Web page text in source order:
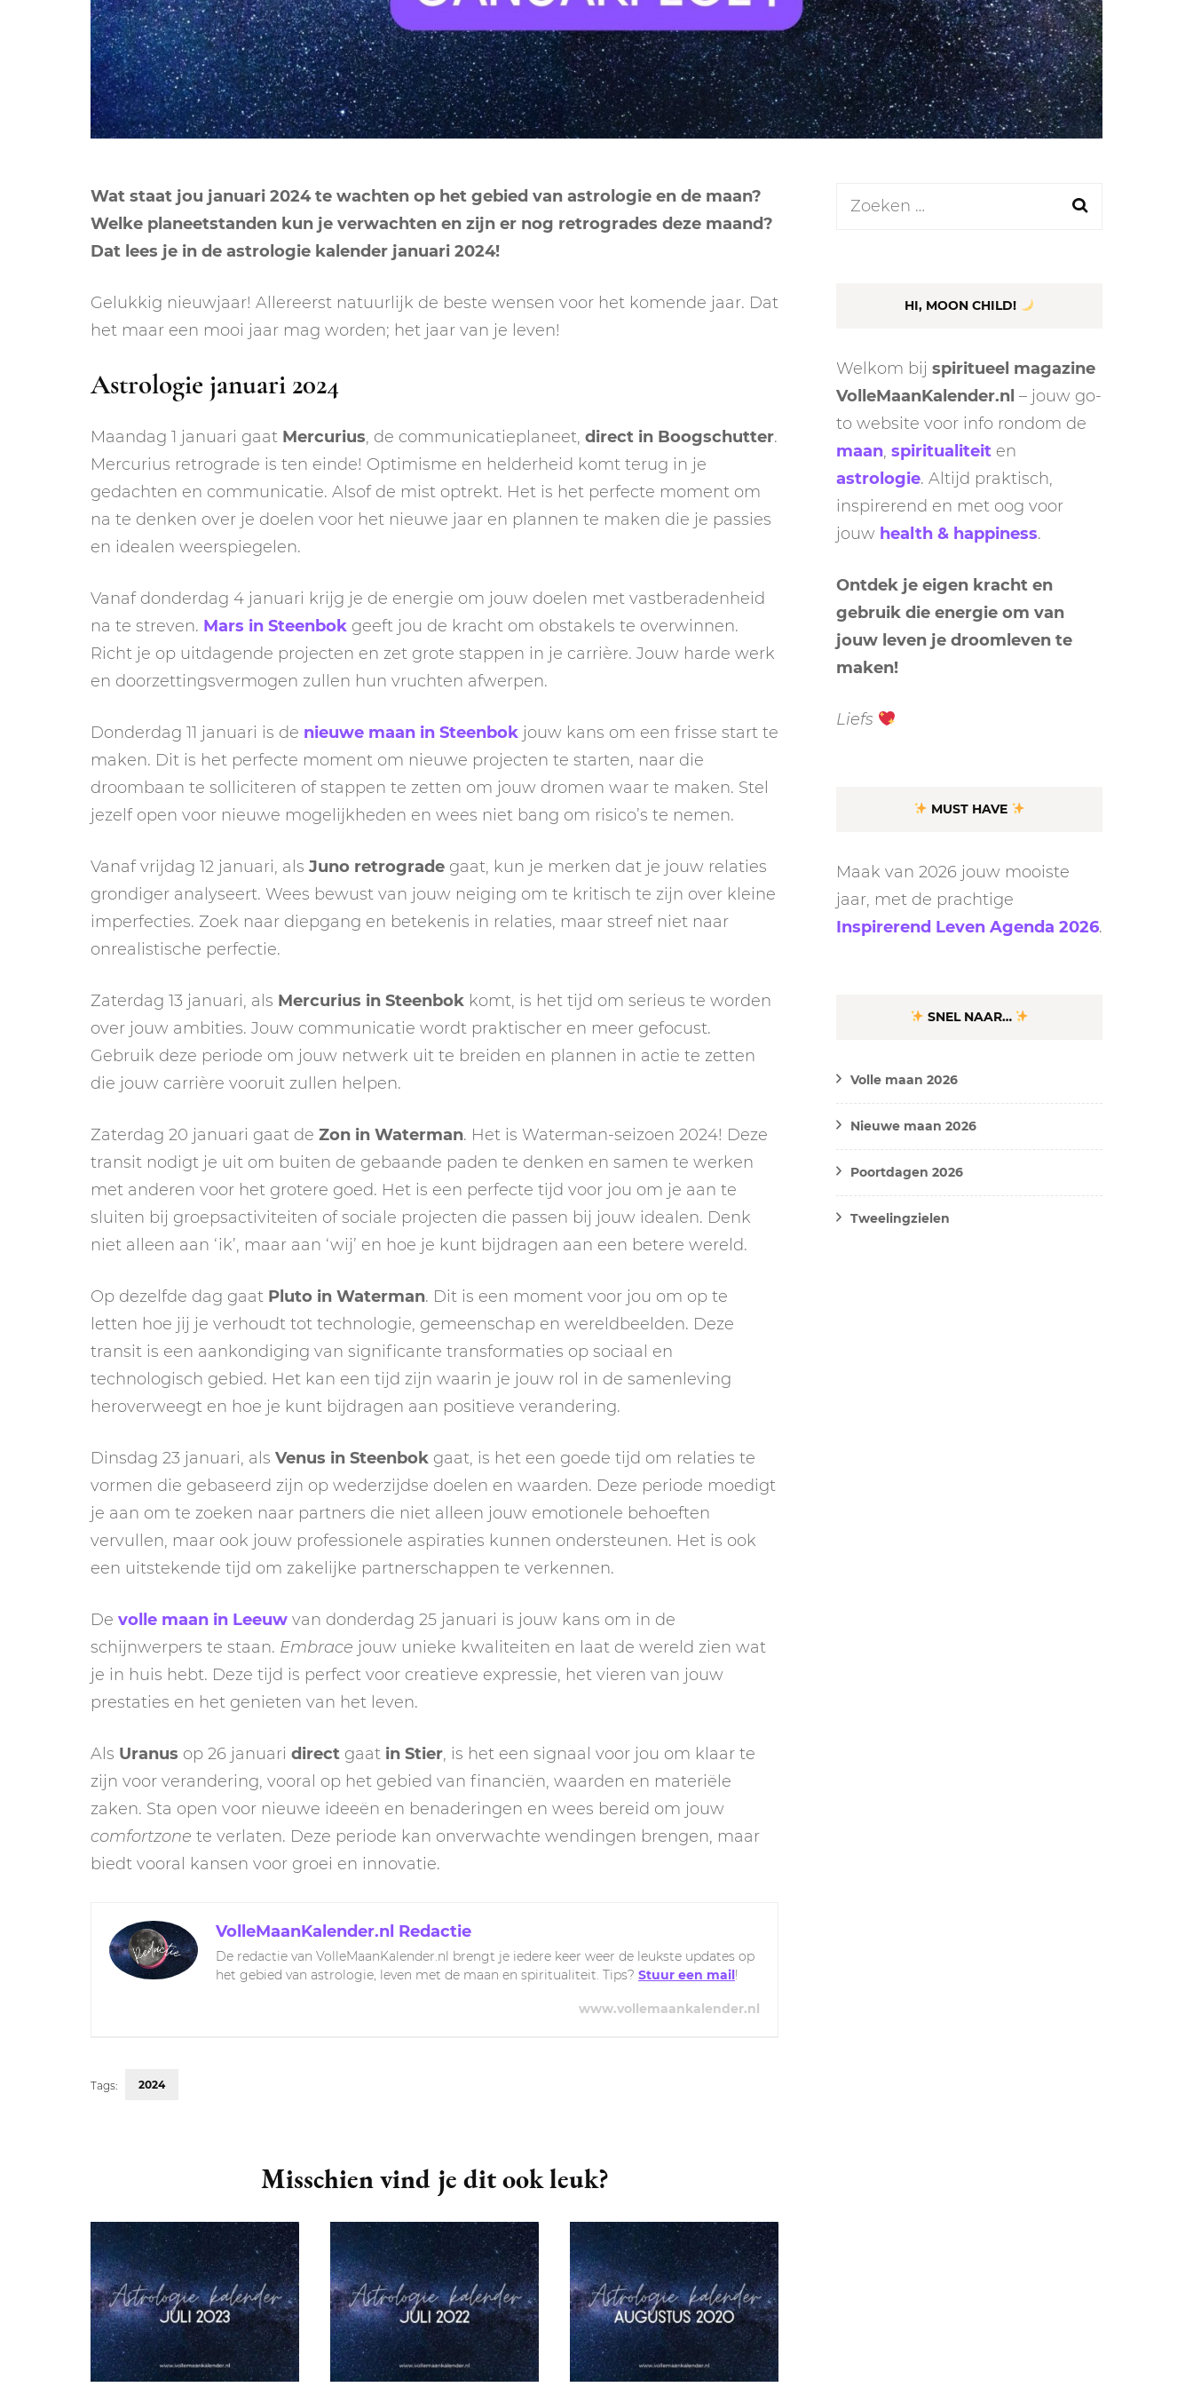
NEGENDE HUIS
TIENDE HUIS
ELFDE HUIS
NEPTUNUS
PLUTO
CHIRON
RITUELEN
NIEUWE MAAN
RITUELEN
MERCURIUS
RETROGRADE RITUEEL
SPIRIT ANIMALS
Wat staat jou januari 2024 te wachten op het gebied van astrologie en de maan?
Welke planeetstanden kun je verwachten en zijn er nog retrogrades deze maand?
Dat lees je in de astrologie kalender januari 2024!
Gelukkig nieuwjaar! Allereerst natuurlijk de beste wensen voor het komende jaar. Dat
het maar een mooi jaar mag worden; het jaar van je leven!
Astrologie januari 2024
Maandag 1 januari gaat Mercurius, de communicatieplaneet, direct in Boogschutter.
Mercurius retrograde is ten einde! Optimisme en helderheid komt terug in je
gedachten en communicatie. Alsof de mist optrekt. Het is het perfecte moment om
na te denken over je doelen voor het nieuwe jaar en plannen te maken die je passies
en idealen weerspiegelen.
Vanaf donderdag 4 januari krijg je de energie om jouw doelen met vastberadenheid
na te streven. Mars in Steenbok geeft jou de kracht om obstakels te overwinnen.
Richt je op uitdagende projecten en zet grote stappen in je carrière. Jouw harde werk
en doorzettingsvermogen zullen hun vruchten afwerpen.
Donderdag 11 januari is de nieuwe maan in Steenbok jouw kans om een frisse start te
maken. Dit is het perfecte moment om nieuwe projecten te starten, naar die
droombaan te solliciteren of stappen te zetten om jouw dromen waar te maken. Stel
jezelf open voor nieuwe mogelijkheden en wees niet bang om risico’s te nemen.
Vanaf vrijdag 12 januari, als Juno retrograde gaat, kun je merken dat je jouw relaties
grondiger analyseert. Wees bewust van jouw neiging om te kritisch te zijn over kleine
imperfecties. Zoek naar diepgang en betekenis in relaties, maar streef niet naar
onrealistische perfectie.
Zaterdag 13 januari, als Mercurius in Steenbok komt, is het tijd om serieus te worden
over jouw ambities. Jouw communicatie wordt praktischer en meer gefocust.
Gebruik deze periode om jouw netwerk uit te breiden en plannen in actie te zetten
die jouw carrière vooruit zullen helpen.
Zaterdag 20 januari gaat de Zon in Waterman. Het is Waterman-seizoen 2024! Deze
transit nodigt je uit om buiten de gebaande paden te denken en samen te werken
met anderen voor het grotere goed. Het is een perfecte tijd voor jou om je aan te
sluiten bij groepsactiviteiten of sociale projecten die passen bij jouw idealen. Denk
niet alleen aan ‘ik’, maar aan ‘wij’ en hoe je kunt bijdragen aan een betere wereld.
Op dezelfde dag gaat Pluto in Waterman. Dit is een moment voor jou om op te
letten hoe jij je verhoudt tot technologie, gemeenschap en wereldbeelden. Deze
transit is een aankondiging van significante transformaties op sociaal en
technologisch gebied. Het kan een tijd zijn waarin je jouw rol in de samenleving
heroverweegt en hoe je kunt bijdragen aan positieve verandering.
Dinsdag 23 januari, als Venus in Steenbok gaat, is het een goede tijd om relaties te
vormen die gebaseerd zijn op wederzijdse doelen en waarden. Deze periode moedigt
je aan om te zoeken naar partners die niet alleen jouw emotionele behoeften
vervullen, maar ook jouw professionele aspiraties kunnen ondersteunen. Het is ook
een uitstekende tijd om zakelijke partnerschappen te verkennen.
De volle maan in Leeuw van donderdag 25 januari is jouw kans om in de
schijnwerpers te staan. Embrace jouw unieke kwaliteiten en laat de wereld zien wat
je in huis hebt. Deze tijd is perfect voor creatieve expressie, het vieren van jouw
prestaties en het genieten van het leven.
Als Uranus op 26 januari direct gaat in Stier, is het een signaal voor jou om klaar te
zijn voor verandering, vooral op het gebied van financiën, waarden en materiële
zaken. Sta open voor nieuwe ideeën en benaderingen en wees bereid om jouw
comfortzone te verlaten. Deze periode kan onverwachte wendingen brengen, maar
biedt vooral kansen voor groei en innovatie.
VolleMaanKalender.nl Redactie
De redactie van VolleMaanKalender.nl brengt je iedere keer weer de leukste updates op
het gebied van astrologie, leven met de maan en spiritualiteit. Tips? Stuur een mail!
www.vollemaankalender.nl
Tags: 2024
Misschien vind je dit ook leuk?
Zoeken
HI, MOON CHILD!
Welkom bij spiritueel magazine
VolleMaanKalender.nl – jouw go-
to website voor info rondom de
maan, spiritualiteit en
astrologie. Altijd praktisch,
inspirerend en met oog voor
jouw health & happiness.
Ontdek je eigen kracht en
gebruik die energie om van
jouw leven je droomleven te
maken!
Liefs
MUST HAVE
Maak van 2026 jouw mooiste
jaar, met de prachtige
Inspirerend Leven Agenda 2026.
SNEL NAAR…
Volle maan 2026
Nieuwe maan 2026
Poortdagen 2026
Tweelingzielen